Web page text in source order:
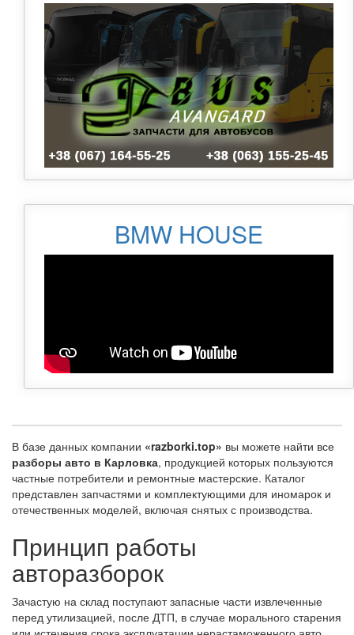
BMW HOUSE
В базе данных компании «razborki.top» вы можете найти все
разборы авто в Карловка, продукцией которых пользуются
частные потребители и ремонтные мастерские. Каталог
представлен запчастями и комплектующими для иномарок и
отечественных моделей, включая снятых с производства.
Принцип работы
авторазборок
Зачастую на склад поступают запасные части извлеченные
перед утилизацией, после ДТП, в случае морального старения